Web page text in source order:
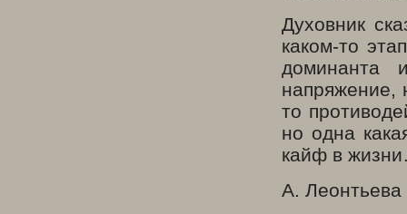
Духовник
каком-то
доминанта
напряжение,
то
но одна
кайф в
А. Леонтьева